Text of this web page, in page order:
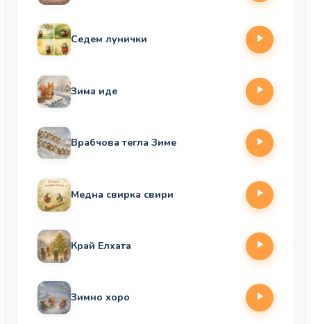
Седем лунички
Зима иде
Врабчова тегла Зиме
Медна свирка свири
Край Елхата
Зимно хоро